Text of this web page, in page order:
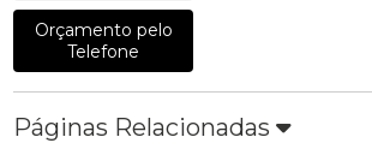
Orçamento pelo
Telefone
Páginas Relacionadas